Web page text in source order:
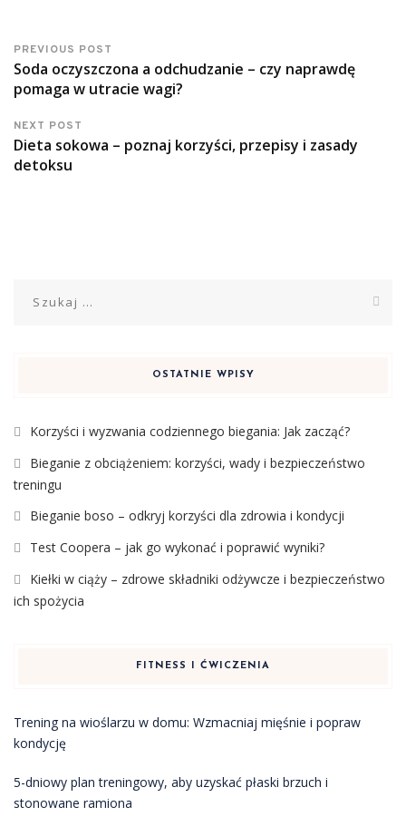
PREVIOUS POST
Soda oczyszczona a odchudzanie – czy naprawdę
pomaga w utracie wagi?
NEXT POST
Dieta sokowa – poznaj korzyści, przepisy i zasady
detoksu
OSTATNIE WPISY
Korzyści i wyzwania codziennego biegania: Jak zacząć?
Bieganie z obciążeniem: korzyści, wady i bezpieczeństwo
treningu
Bieganie boso – odkryj korzyści dla zdrowia i kondycji
Test Coopera – jak go wykonać i poprawić wyniki?
Kiełki w ciąży – zdrowe składniki odżywcze i bezpieczeństwo
ich spożycia
FITNESS I ĆWICZENIA
Trening na wioślarzu w domu: Wzmacniaj mięśnie i popraw
kondycję
5-dniowy plan treningowy, aby uzyskać płaski brzuch i
stonowane ramiona